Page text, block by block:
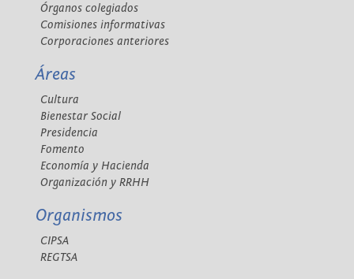
Órganos colegiados
Comisiones informativas
Corporaciones anteriores
Áreas
Cultura
Bienestar Social
Presidencia
Fomento
Economía y Hacienda
Organización y RRHH
Organismos
CIPSA
REGTSA